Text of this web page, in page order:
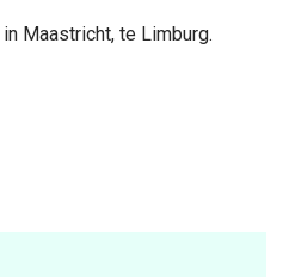
Maastricht, te Limburg.